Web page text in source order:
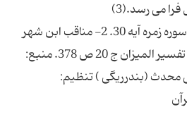
اتمام ماءموریت هنگام زوال فرا مى رسد.(3)
__________________ 1- سوره زمره آیه 30. 2- مناقب ابن شهر
اشرب ج - 1 - ص 234. 3- تفسیر المیزان ج 20 ص 378. منبع:
محدث (بندرریگى ) تنظیم: